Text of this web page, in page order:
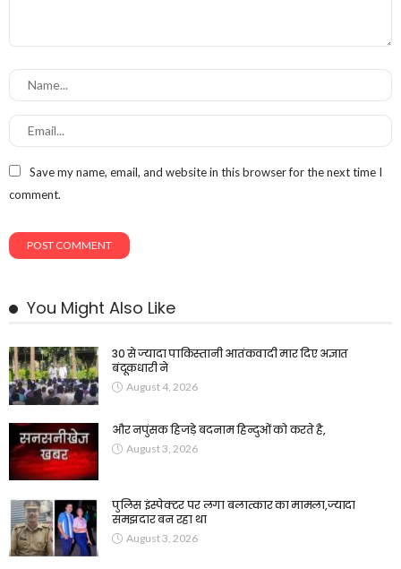
Save my name, email, and website in this browser for the next time I
comment.
You Might Also Like
30 से ज्यादा पाकिस्तानी आतंकवादी मार दिए अज्ञात
बंदूकधारी ने
August 4, 2026
और नपुंसक हिजड़े बदनाम हिन्दुओं को करते है,
August 3, 2026
पुलिस इंस्पेक्टर पर लगा बलात्कार का मामला,ज्यादा
समझदार बन रहा था
August 3, 2026